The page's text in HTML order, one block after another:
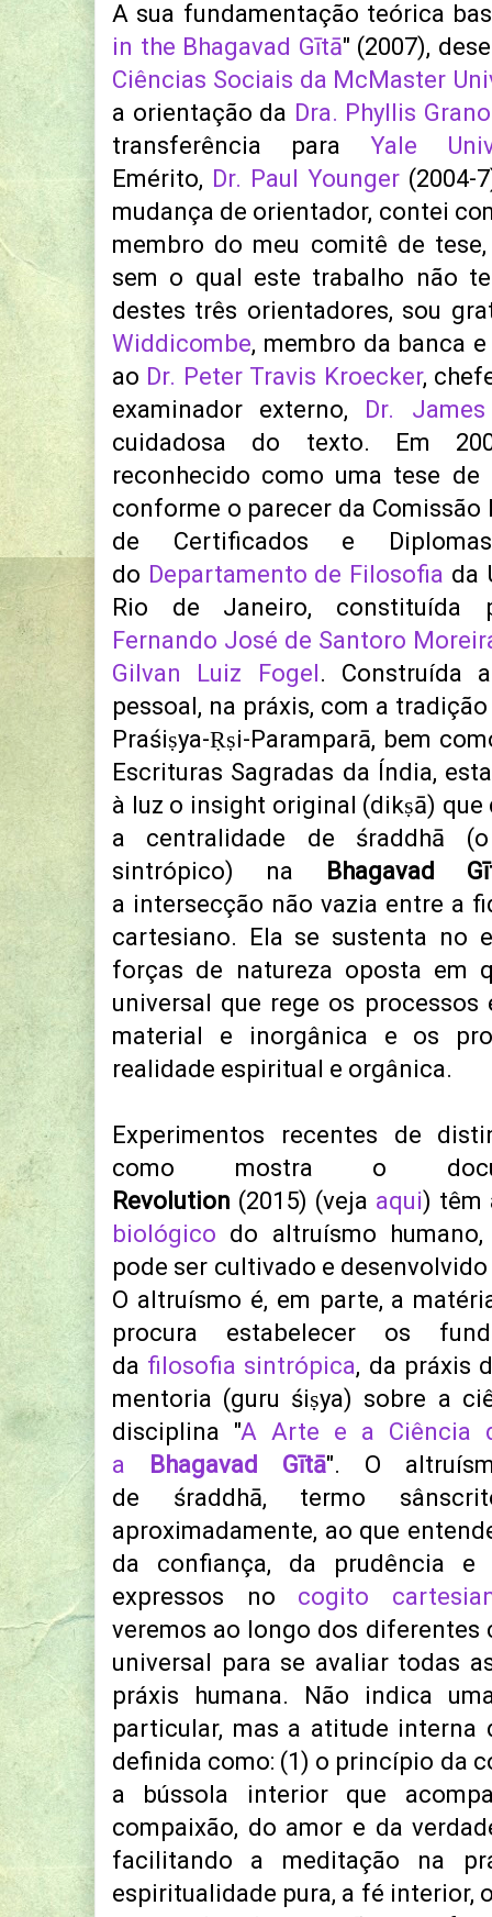
A sua fundamentação teórica
in the Bhagavad Gītā" (2007),
Ciências Sociais da McMaster
a orientação da Dra. Phyllis
transferência para Yale
Emérito, Dr. Paul Younger (2004-
mudança de orientador, contei
membro do meu comitê de
sem o qual este trabalho não
destes três orientadores, sou
Widdicombe, membro da banca
ao Dr. Peter Travis Kroecker,
examinador externo, Dr.
cuidadosa do texto. Em
reconhecido como uma tese
conforme o parecer da Comissão
de Certificados e
do Departamento de Filosofia da
Rio de Janeiro, constituída
Fernando José de Santoro
Gilvan Luiz Fogel. Construída
pessoal, na práxis, com a
Praśiṣya-Ṛṣi-Paramparā, bem
Escrituras Sagradas da Índia,
à luz o insight original (dikṣā)
a centralidade de śraddhā
sintrópico) na
Bhagavad
a intersecção não vazia entre a
cartesiano. Ela se sustenta no
forças de natureza oposta em
universal que rege os
material e inorgânica e os
realidade espiritual e orgânica.
Experimentos recentes de
como mostra o
Revolution (2015) (veja aqui) têm
biológico do altruísmo
pode ser cultivado e
O altruísmo é, em parte, a
procura estabelecer os
da filosofia sintrópica, da práxis
mentoria (guru śiṣya) sobre a
disciplina "A Arte e a Ciência
a
Bhagavad Gītā". O
de śraddhā, termo
aproximadamente, ao que
da confiança, da prudência
expressos no cogito
veremos ao longo dos diferentes
universal para se avaliar todas
práxis humana. Não indica
particular, mas a atitude interna
definida como: (1) o princípio da
a bússola interior que
compaixão, do amor e da
facilitando a meditação na
espiritualidade pura, a fé interior,